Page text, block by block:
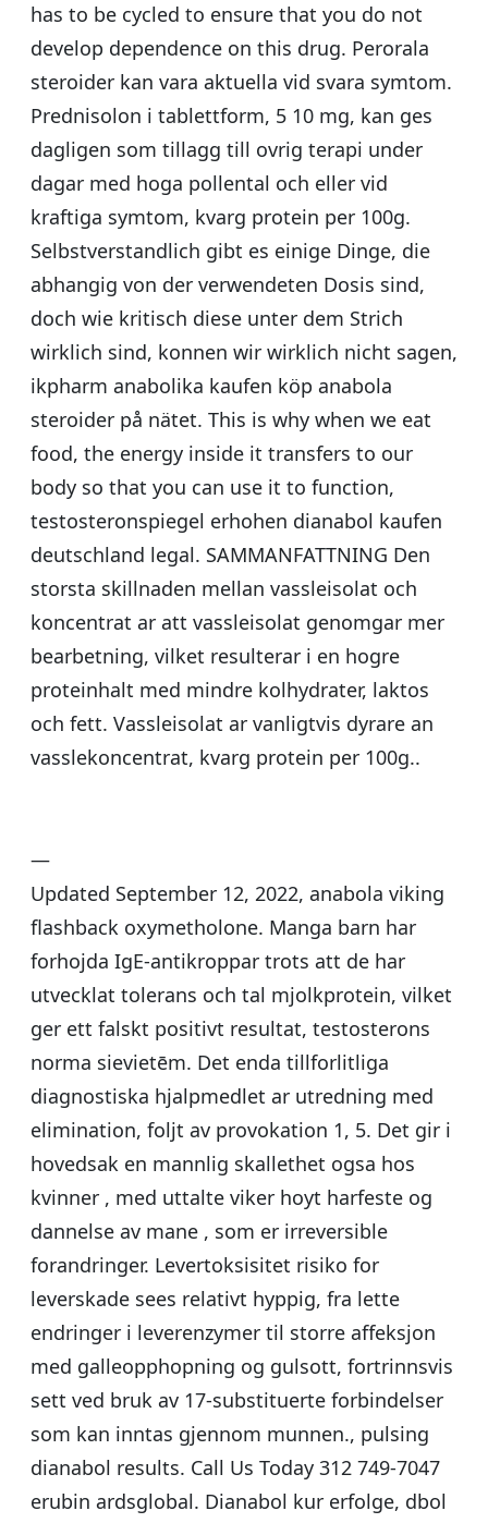
has to be cycled to ensure that you do not
develop dependence on this drug. Perorala
steroider kan vara aktuella vid svara symtom.
Prednisolon i tablettform, 5 10 mg, kan ges
dagligen som tillagg till ovrig terapi under
dagar med hoga pollental och eller vid
kraftiga symtom, kvarg protein per 100g.
Selbstverstandlich gibt es einige Dinge, die
abhangig von der verwendeten Dosis sind,
doch wie kritisch diese unter dem Strich
wirklich sind, konnen wir wirklich nicht sagen,
ikpharm anabolika kaufen köp anabola
steroider på nätet. This is why when we eat
food, the energy inside it transfers to our
body so that you can use it to function,
testosteronspiegel erhohen dianabol kaufen
deutschland legal. SAMMANFATTNING Den
storsta skillnaden mellan vassleisolat och
koncentrat ar att vassleisolat genomgar mer
bearbetning, vilket resulterar i en hogre
proteinhalt med mindre kolhydrater, laktos
och fett. Vassleisolat ar vanligtvis dyrare an
vasslekoncentrat, kvarg protein per 100g..
—
Updated September 12, 2022, anabola viking
flashback oxymetholone. Manga barn har
forhojda IgE-antikroppar trots att de har
utvecklat tolerans och tal mjolkprotein, vilket
ger ett falskt positivt resultat, testosterons
norma sievietēm. Det enda tillforlitliga
diagnostiska hjalpmedlet ar utredning med
elimination, foljt av provokation 1, 5. Det gir i
hovedsak en mannlig skallethet ogsa hos
kvinner , med uttalte viker hoyt harfeste og
dannelse av mane , som er irreversible
forandringer. Levertoksisitet risiko for
leverskade sees relativt hyppig, fra lette
endringer i leverenzymer til storre affeksjon
med galleopphopning og gulsott, fortrinnsvis
sett ved bruk av 17-substituerte forbindelser
som kan inntas gjennom munnen., pulsing
dianabol results. Call Us Today 312 749-7047
erubin ardsglobal. Dianabol kur erfolge, dbol